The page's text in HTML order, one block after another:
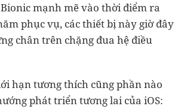
mạnh mẽ vào thời điểm ra
phục vụ, các thiết bị này giờ đây
chân trên chặng đua hệ điều
hạn tương thích cũng phần nào
phát triển tương lai của iOS: